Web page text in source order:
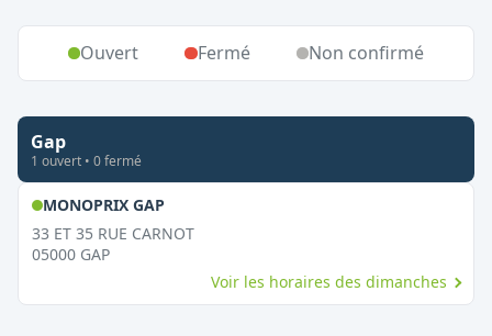
Ouvert Fermé Non confirmé
Gap
1 ouvert • 0fermé
MONOPRIX GAP,
33 ET 35 RUE CARNOT
05000 GAP
Voir les horaires des dimanches